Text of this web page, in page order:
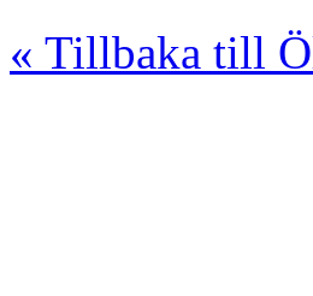
« Tillbaka till